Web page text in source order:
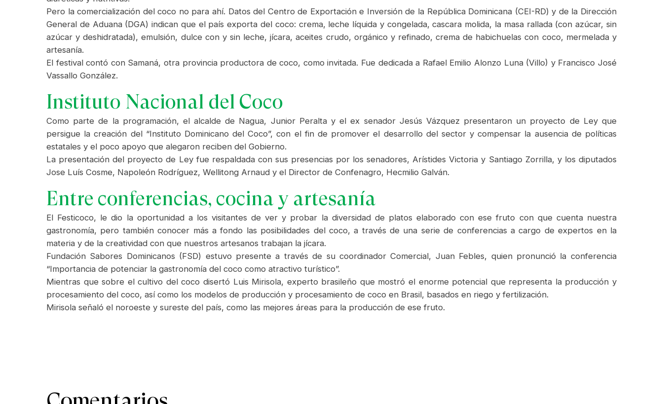
Pero la comercialización del coco no para ahí. Datos del Centro de Exportación e Inversión de la República Dominicana (CEI-RD) y de la Dirección
General de Aduana (DGA) indican que el país exporta del coco: crema, leche líquida y congelada, cascara molida, la masa rallada (con azúcar, sin
azúcar y deshidratada), emulsión, dulce con y sin leche, jícara, aceites crudo, orgánico y refinado, crema de habichuelas con coco, mermelada y
artesanía.
El festival contó con Samaná, otra provincia productora de coco, como invitada. Fue dedicada a Rafael Emilio Alonzo Luna (Villo) y Francisco José
Vassallo González.
Instituto Nacional del Coco
Como parte de la programación, el alcalde de Nagua, Junior Peralta y el ex senador Jesús Vázquez presentaron un proyecto de Ley que
persigue la creación del “Instituto Dominicano del Coco”, con el fin de promover el desarrollo del sector y compensar la ausencia de políticas
estatales y el poco apoyo que alegaron reciben del Gobierno.
La presentación del proyecto de Ley fue respaldada con sus presencias por los senadores, Arístides Victoria y Santiago Zorrilla, y los diputados
Jose Luís Cosme, Napoleón Rodríguez, Wellitong Arnaud y el Director de Confenagro, Hecmilio Galván.
Entre conferencias, cocina y artesanía
El Festicoco, le dio la oportunidad a los visitantes de ver y probar la diversidad de platos elaborado con ese fruto con que cuenta nuestra
gastronomía, pero también conocer más a fondo las posibilidades del coco, a través de una serie de conferencias a cargo de expertos en la
materia y de la creatividad con que nuestros artesanos trabajan la jícara.
Fundación Sabores Dominicanos (FSD) estuvo presente a través de su coordinador Comercial, Juan Febles, quien pronunció la conferencia
“Importancia de potenciar la gastronomía del coco como atractivo turístico”.
Mientras que sobre el cultivo del coco disertó Luis Mirisola, experto brasileño que mostró el enorme potencial que representa la producción y
procesamiento del coco, así como los modelos de producción y procesamiento de coco en Brasil, basados en riego y fertilización.
Mirisola señaló el noroeste y sureste del país, como las mejores áreas para la producción de ese fruto.